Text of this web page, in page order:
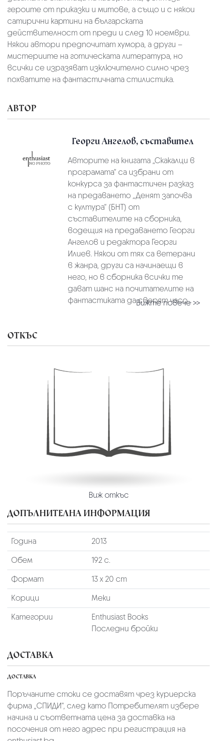
героите от приказки и митове, а също и с някои
сатирични картини на българската
действителност от преди и след 10 ноември.
Някои автори предпочитат хумора, а други –
мистериите на готическата литература, но
всички се изразяват изключително силно чрез
похватите на фантастичната стилистика.
АВТОР
Георги Ангелов, съставител
Авторите на книгата „Скакалци в
програмата“ са избрани от
конкурса за фантастичен разказ
на предаването „Денят започва
с култура“ (БНТ) от
съставителите на сборника,
водещия на предаването Георги
Ангелов и редактора Георги
Илиев. Някои от тях са ветерани
в жанра, други са начинаещи в
него, но в сборника всички те
дават шанс на почитателите на
фантастиката да сверят часо...
Вижте повече >>
ОТКЪС
Виж откъс
ДОПЪЛНИТЕЛНА ИНФОРМАЦИЯ
Година
2013
Обем
192 с.
Формат
13 х 20 cm
Корици
Меки
Категории
Enthusiast Books
Последни бройки
ДОСТАВКА
ДОСТАВКА
Поръчаните стоки се доставят чрез куриерскa
фирмa „СПИДИ“, след като Потребителят избере
начина и съответната цена за доставка на
посочения от него адрес при регистрация на